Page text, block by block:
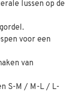
lussen op de
voor een
van
S-M / M-L / L-